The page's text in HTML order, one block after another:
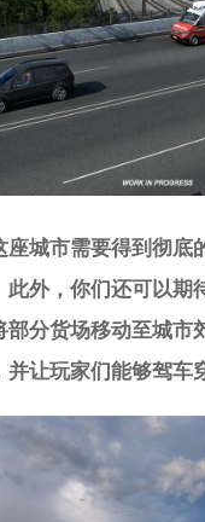
城市需要得到彻
外，你们还可以
分货场移动至城
让玩家们能够驾车